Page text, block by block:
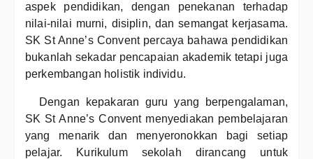
aspek pendidikan, dengan penekanan terhadap
nilai-nilai murni, disiplin, dan semangat kerjasama.
SK St Anne’s Convent percaya bahawa pendidikan
bukanlah sekadar pencapaian akademik tetapi juga
perkembangan holistik individu.
Dengan kepakaran guru yang berpengalaman,
SK St Anne’s Convent menyediakan pembelajaran
yang menarik dan menyeronokkan bagi setiap
pelajar. Kurikulum sekolah dirancang untuk